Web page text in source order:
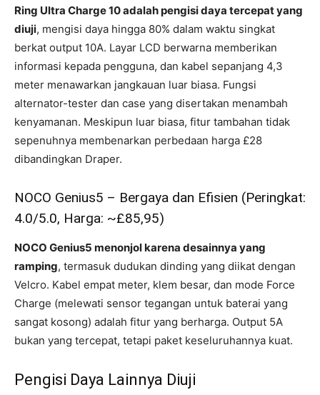
Ring Ultra Charge 10 adalah pengisi daya tercepat yang
diuji, mengisi daya hingga 80% dalam waktu singkat
berkat output 10A. Layar LCD berwarna memberikan
informasi kepada pengguna, dan kabel sepanjang 4,3
meter menawarkan jangkauan luar biasa. Fungsi
alternator-tester dan case yang disertakan menambah
kenyamanan. Meskipun luar biasa, fitur tambahan tidak
sepenuhnya membenarkan perbedaan harga £28
dibandingkan Draper.
NOCO Genius5 – Bergaya dan Efisien (Peringkat:
4.0/5.0, Harga: ~£85,95)
NOCO Genius5 menonjol karena desainnya yang
ramping, termasuk dudukan dinding yang diikat dengan
Velcro. Kabel empat meter, klem besar, dan mode Force
Charge (melewati sensor tegangan untuk baterai yang
sangat kosong) adalah fitur yang berharga. Output 5A
bukan yang tercepat, tetapi paket keseluruhannya kuat.
Pengisi Daya Lainnya Diuji